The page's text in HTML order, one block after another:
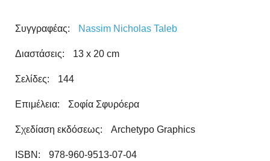
Συγγραφέας: Nassim Nicholas Taleb
Διαστάσεις: 13 x 20 cm
Σελίδες: 144
Επιμέλεια: Σοφία Σφυρόερα
Σχεδίαση εκδόσεως: Archetypo Graphics
ISBN: 978-960-9513-07-04